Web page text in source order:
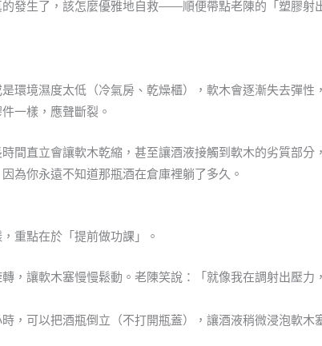
發生了，該怎麼優雅地自救——順便帶點老陳的「塑膠射
環境濕度太低（冷氣房、乾燥櫃），軟木會逐漸失去彈性
一樣，應聲斷裂。
間直立會讓軟木乾縮，甚至讓酒液接觸到軟木的劣質部分
為你永遠不知道那瓶酒在倉庫裡躺了多久。
重點在於「提前做功課」。
讓軟木塞慢慢鬆動。老陳笑說：「就像我在調射出壓力
可以把酒瓶倒立（不打開瓶蓋），讓酒液稍微浸泡軟木